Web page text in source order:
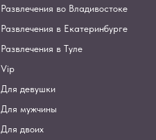
Развлечения во Владивостоке
Развлечения в Екатеринбурге
Развлечения в Туле
Vip
Для девушки
Для мужчины
Для двоих